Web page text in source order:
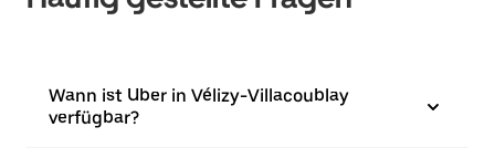
Wann ist Uber in Vélizy-Villacoublay
verfügbar?